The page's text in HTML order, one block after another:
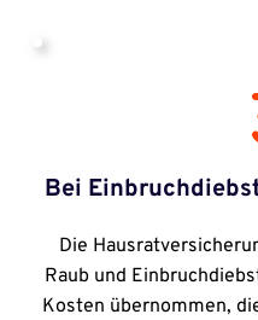
Bei
Die
Raub und
Kosten übernommen,